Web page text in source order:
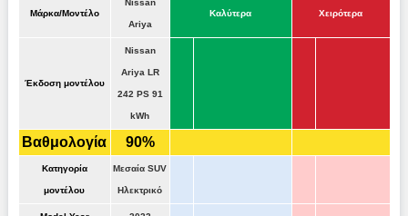
Μάρκα/Μοντέλο
Nissan
Ariya
Καλύτερα Χειρότερα
Έκδοση μοντέλου
Nissan
Ariya LR
242 PS 91
kWh
Βαθμολογία 90%
Κατηγορία
μοντέλου
Μεσαία SUV
Ηλεκτρικό